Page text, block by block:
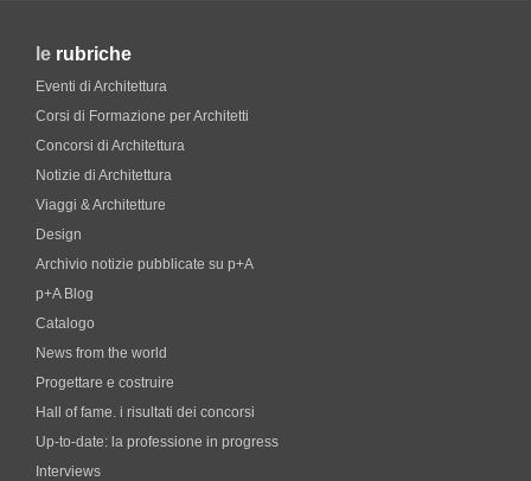
le rubriche
Eventi di Architettura
Corsi di Formazione per Architetti
Concorsi di Architettura
Notizie di Architettura
Viaggi & Architetture
Design
Archivio notizie pubblicate su p+A
p+A Blog
Catalogo
News from the world
Progettare e costruire
Hall of fame. i risultati dei concorsi
Up-to-date: la professione in progress
Interviews